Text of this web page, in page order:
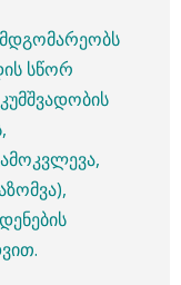
სწორ